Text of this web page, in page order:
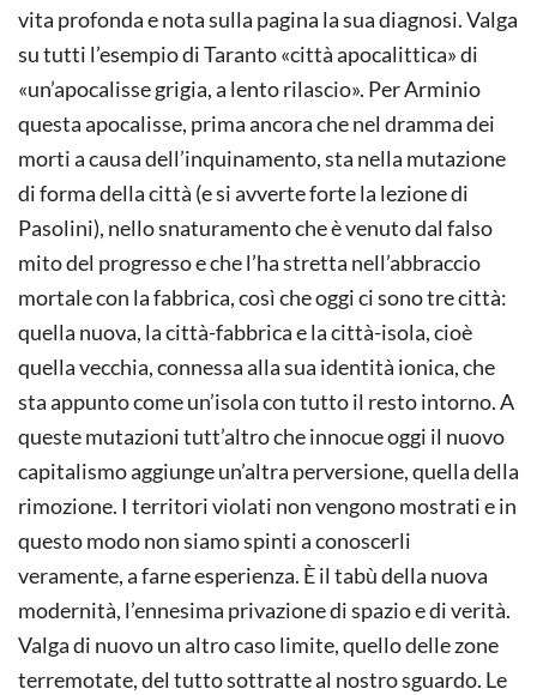
vita profonda e nota sulla pagina la sua diagnosi. Valga
su tutti l’esempio di Taranto «città apocalittica» di
«un’apocalisse grigia, a lento rilascio». Per Arminio
questa apocalisse, prima ancora che nel dramma dei
morti a causa dell’inquinamento, sta nella mutazione
di forma della città (e si avverte forte la lezione di
Pasolini), nello snaturamento che è venuto dal falso
mito del progresso e che l’ha stretta nell’abbraccio
mortale con la fabbrica, così che oggi ci sono tre città:
quella nuova, la città-fabbrica e la città-isola, cioè
quella vecchia, connessa alla sua identità ionica, che
sta appunto come un’isola con tutto il resto intorno. A
queste mutazioni tutt’altro che innocue oggi il nuovo
capitalismo aggiunge un’altra perversione, quella della
rimozione. I territori violati non vengono mostrati e in
questo modo non siamo spinti a conoscerli
veramente, a farne esperienza. È il tabù della nuova
modernità, l’ennesima privazione di spazio e di verità.
Valga di nuovo un altro caso limite, quello delle zone
terremotate, del tutto sottratte al nostro sguardo. Le